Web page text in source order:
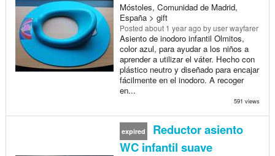
Móstoles, Comunidad de Madrid,
España > gift
Posted about 1 year ago by user wayfarer
Asiento de inodoro infantil Olmitos,
color azul, para ayudar a los niños a
aprender a utilizar el váter. Hecho con
plástico neutro y diseñado para encajar
fácilmente en el inodoro. A recoger
en...
591 views
expired
Reductor asiento
WC infantil suave